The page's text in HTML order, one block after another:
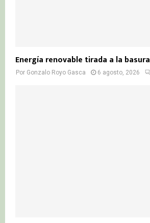
Energía renovable tirada a la basura
Por Gonzalo Royo Gasca 6 agosto, 2026